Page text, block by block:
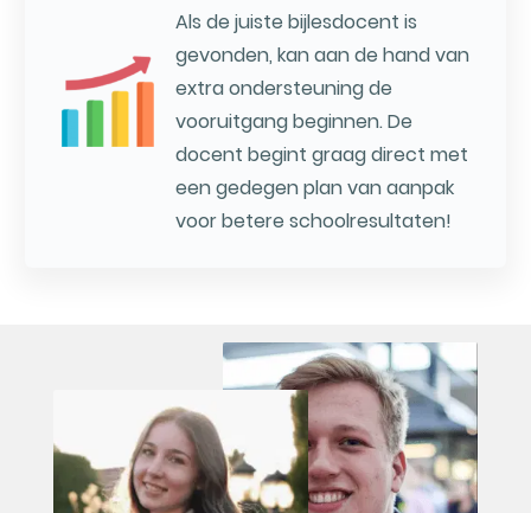
Als de juiste bijlesdocent is
gevonden, kan aan de hand van
extra ondersteuning de
vooruitgang beginnen. De
docent begint graag direct met
een gedegen plan van aanpak
voor betere schoolresultaten!